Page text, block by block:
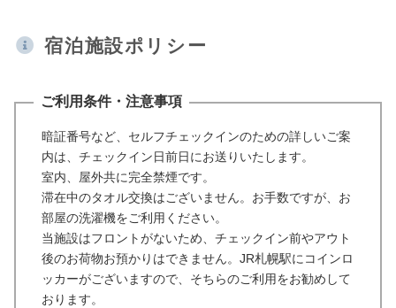
宿泊施設ポリシー
ご利用条件・注意事項
暗証番号など、セルフチェックインのための詳しいご案
内は、チェックイン日前日にお送りいたします。
室内、屋外共に完全禁煙です。
滞在中のタオル交換はございません。お手数ですが、お
部屋の洗濯機をご利用ください。
当施設はフロントがないため、チェックイン前やアウト
後のお荷物お預かりはできません。JR札幌駅にコインロ
ッカーがございますので、そちらのご利用をお勧めして
おります。